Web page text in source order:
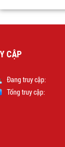
CẬP
Đang truy cập:
Tổng truy cập: